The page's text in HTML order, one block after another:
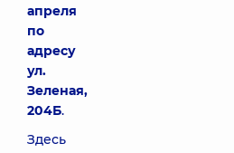
апреля
по
адресу
ул.
Зеленая,
204Б.
Здесь